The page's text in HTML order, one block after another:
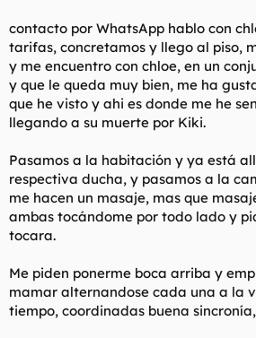
contacto por WhatsApp hablo con
tarifas, concretamos y llego al piso,
y me encuentro con chloe, en un
y que le queda muy bien, me ha
que he visto y ahi es donde me he
llegando a su muerte por Kiki.
Pasamos a la habitación y ya está
respectiva ducha, y pasamos a la
me hacen un masaje, mas que
ambas tocándome por todo lado y
tocara.
Me piden ponerme boca arriba y
mamar alternandose cada una a la
tiempo, coordinadas buena